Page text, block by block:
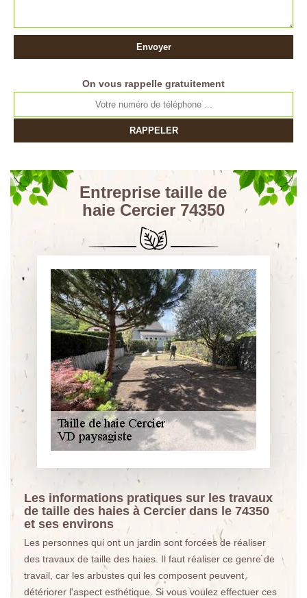
On vous rappelle gratuitement
Entreprise taille de
haie Cercier 74350
Les informations pratiques sur les travaux
de taille des haies à Cercier dans le 74350
et ses environs
Les personnes qui ont un jardin sont forcées de réaliser
des travaux de taille des haies. Il faut réaliser ce genre de
travail, car les arbustes qui les composent peuvent
détériorer l'aspect esthétique. Si vous voulez effectuer ces